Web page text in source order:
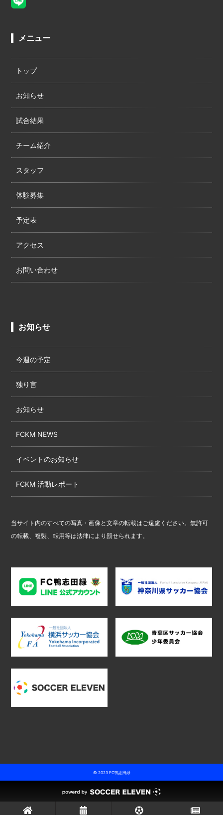
メニュー
トップ
お知らせ
試合結果
チーム紹介
スタッフ
体験募集
予定表
アクセス
お問い合わせ
お知らせ
今週の予定
独り言
お知らせ
FCKM NEWS
イベントのお知らせ
FCKM 活動レポート
当サイト内のすべての写真・画像と文章の転載はご遠慮ください。無許可
の転載、複製、転用等は法律により罰せられます。
© 2023 FC鴨志田緑